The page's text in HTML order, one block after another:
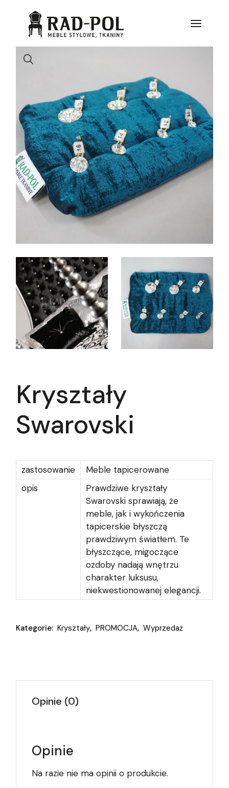
Kryształy
Swarovski
zastosowanie
Meble tapicerowane
opis
Prawdziwe kryształy
Swarovski sprawiają, że
meble, jak i wykończenia
tapicerskie błyszczą
prawdziwym światłem. Te
błyszczące, migoczące
ozdoby nadają wnętrzu
charakter luksusu,
niekwestionowanej elegancji.
Kategorie: Kryształy, PROMOCJA, Wyprzedaż
Opinie (0)
Opinie
Na razie nie ma opinii o produkcie.